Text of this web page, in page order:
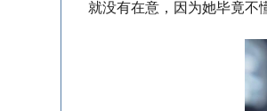
就没有在意，因为她毕竟不